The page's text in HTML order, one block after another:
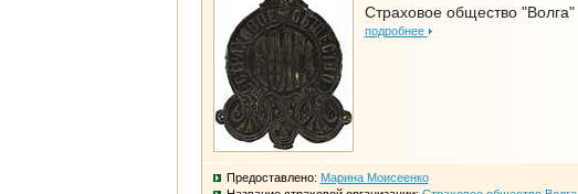
Страховое общество "Волга"
подробнее
Предоставлено: Марина Моисеенко